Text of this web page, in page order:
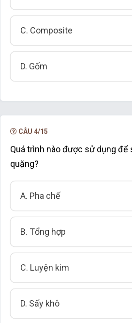
C. Composite
D. Gốm
CÂU 4/15
Quá trình nào được sử dụng
quặng?
A. Pha chế
B. Tổng hợp
C. Luyện kim
D. Sấy khô